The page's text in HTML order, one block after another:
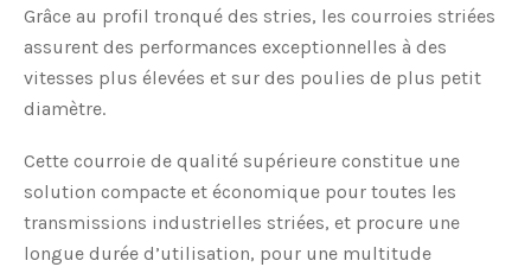
Grâce au profil tronqué des stries, les courroies striées
assurent des performances exceptionnelles à des
vitesses plus élevées et sur des poulies de plus petit
diamètre.
Cette courroie de qualité supérieure constitue une
solution compacte et économique pour toutes les
transmissions industrielles striées, et procure une
longue durée d’utilisation, pour une multitude